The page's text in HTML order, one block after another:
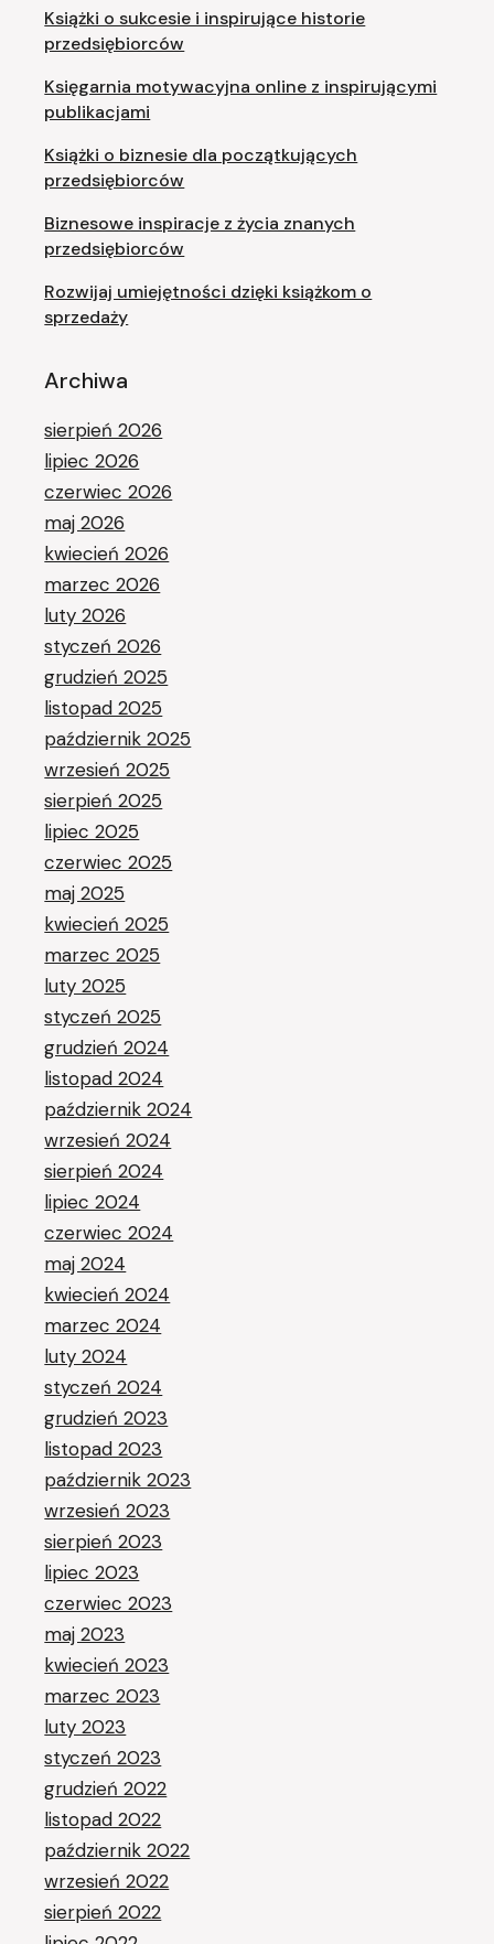
Książki o sukcesie i inspirujące historie
przedsiębiorców
Księgarnia motywacyjna online z inspirującymi
publikacjami
Książki o biznesie dla początkujących
przedsiębiorców
Biznesowe inspiracje z życia znanych
przedsiębiorców
Rozwijaj umiejętności dzięki książkom o
sprzedaży
Archiwa
sierpień 2026
lipiec 2026
czerwiec 2026
maj 2026
kwiecień 2026
marzec 2026
luty 2026
styczeń 2026
grudzień 2025
listopad 2025
październik 2025
wrzesień 2025
sierpień 2025
lipiec 2025
czerwiec 2025
maj 2025
kwiecień 2025
marzec 2025
luty 2025
styczeń 2025
grudzień 2024
listopad 2024
październik 2024
wrzesień 2024
sierpień 2024
lipiec 2024
czerwiec 2024
maj 2024
kwiecień 2024
marzec 2024
luty 2024
styczeń 2024
grudzień 2023
listopad 2023
październik 2023
wrzesień 2023
sierpień 2023
lipiec 2023
czerwiec 2023
maj 2023
kwiecień 2023
marzec 2023
luty 2023
styczeń 2023
grudzień 2022
listopad 2022
październik 2022
wrzesień 2022
sierpień 2022